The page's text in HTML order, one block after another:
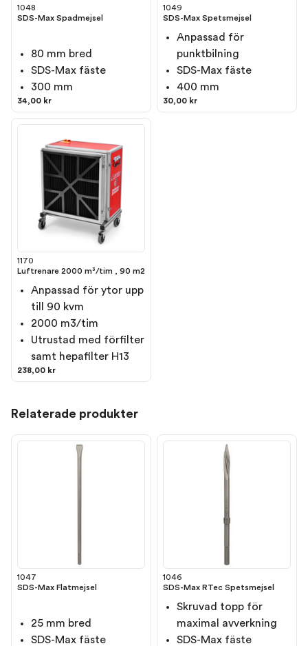
1048
SDS-Max Spadmejsel
80 mm bred
SDS-Max fäste
300 mm
34,00 kr
1049
SDS-Max Spetsmejsel
Anpassad för
punktbilning
SDS-Max fäste
400 mm
30,00 kr
1170
Luftrenare 2000 m³/tim , 90 m2
Anpassad för ytor upp
till 90 kvm
2000 m3/tim
Utrustad med förfilter
samt hepafilter H13
238,00 kr
Relaterade produkter
1047
SDS-Max Flatmejsel
25 mm bred
SDS-Max fäste
1046
SDS-Max RTec Spetsmejsel
Skruvad topp för
maximal avverkning
SDS-Max fäste